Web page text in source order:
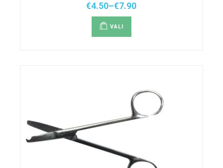
€4.50–€7.90
Hinnavahemik:
€4.50
kuni
€7.90
VALI
mitu